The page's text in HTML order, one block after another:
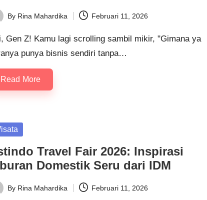
By Rina Mahardika Februari 11, 2026
Gen Z! Kamu lagi scrolling sambil mikir, "Gimana ya
punya bisnis sendiri tanpa…
Read More
Travel Fair 2026: Inspirasi
Domestik Seru dari IDM
By Rina Mahardika Februari 11, 2026